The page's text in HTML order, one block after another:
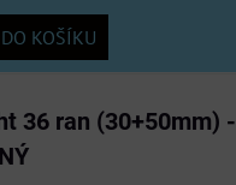
DO KOŠÍKU
36 ran (30+50mm) -